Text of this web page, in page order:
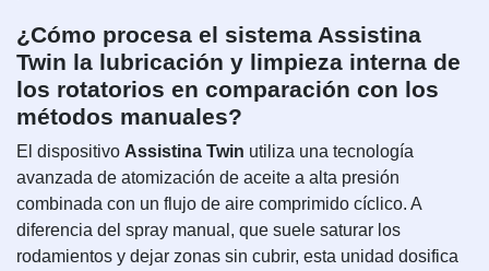
¿Cómo procesa el sistema Assistina
Twin la lubricación y limpieza interna de
los rotatorios en comparación con los
métodos manuales?
El dispositivo Assistina Twin utiliza una tecnología
avanzada de atomización de aceite a alta presión
combinada con un flujo de aire comprimido cíclico. A
diferencia del spray manual, que suele saturar los
rodamientos y dejar zonas sin cubrir, esta unidad dosifica